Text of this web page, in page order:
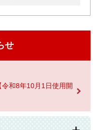
せ
和8年10月1日使用開